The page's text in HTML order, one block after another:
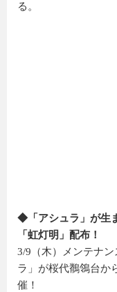
る。
◆「アシュラ」が生
「虹灯明」配布！
3/9（木）メンテナ
ラ」が桜代鶺鴒台か
催！